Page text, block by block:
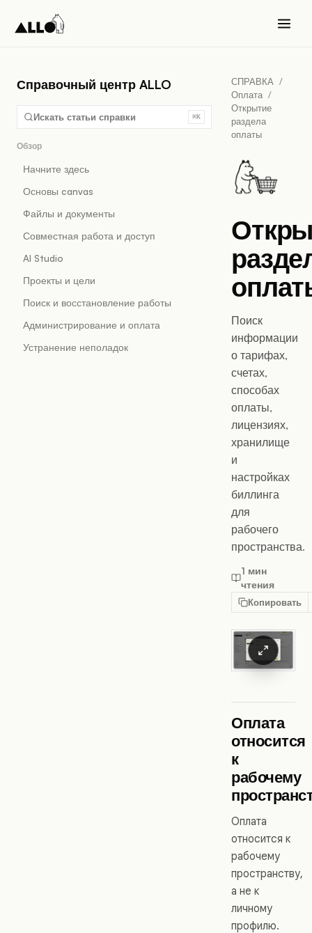
Справочный центр ALLO
Искать статьи справки ⌘K
Обзор
Начните здесь
Основы canvas
Файлы и документы
Совместная работа и доступ
AI Studio
Проекты и цели
Поиск и восстановление работы
Администрирование и оплата
Устранение неполадок
СПРАВКА /
Оплата /
Открытие
раздела
оплаты
Поиск
информации
о тарифах,
счетах,
способах
оплаты,
лицензиях,
хранилище
и
настройках
биллинга
для
рабочего
пространства.
1 мин
чтения
Копировать
Оплата
относится
к
рабочему
Оплата
относится к
рабочему
пространству,
а не к
личному
профилю.